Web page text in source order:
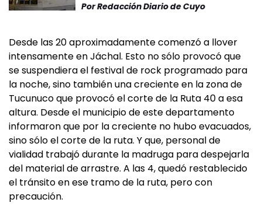
PorRedacción Diario de Cuyo
Desde las 20 aproximadamente comenzó a llover
intensamente en Jáchal. Esto no sólo provocó que
se suspendiera el festival de rock programado para
la noche, sino también una creciente en la zona de
Tucunuco que provocó el corte de la Ruta 40 a esa
altura. Desde el municipio de este departamento
informaron que por la creciente no hubo evacuados,
sino sólo el corte de la ruta. Y que, personal de
vialidad trabajó durante la madruga para despejarla
del material de arrastre. A las 4, quedó restablecido
el tránsito en ese tramo de la ruta, pero con
precaución.